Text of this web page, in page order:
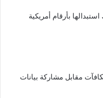
بأرقام أمريكية
مقابل مشاركة بيانات